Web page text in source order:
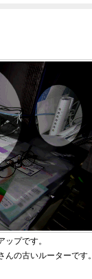
プです。
の古いルーターです。